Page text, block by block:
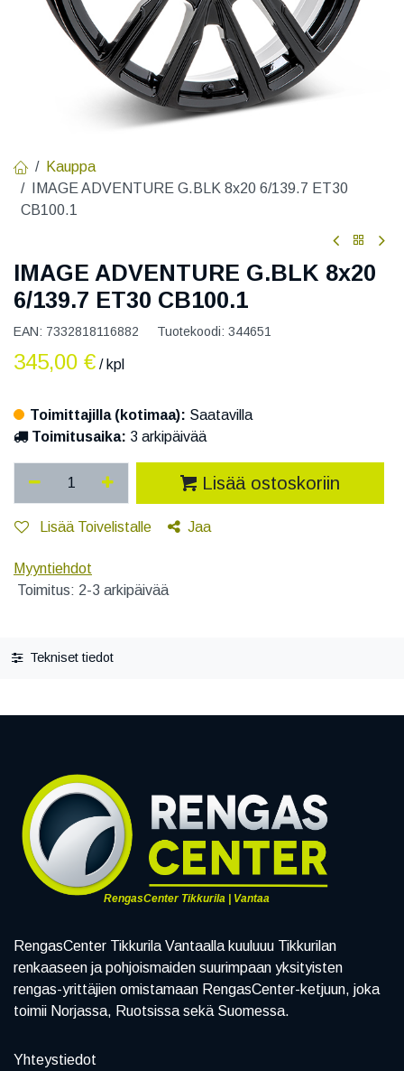
Kauppa
IMAGE ADVENTURE G.BLK 8x20 6/139.7 ET30
CB100.1
IMAGE ADVENTURE G.BLK 8x20
6/139.7 ET30 CB100.1
EAN: 7332818116882 Tuotekoodi: 344651
345,00 € / kpl
Toimittajilla (kotimaa): Saatavilla
Toimitusaika: 3 arkipäivää
Lisää ostoskoriin
Lisää Toivelistalle Jaa
Myyntiehdot
Toimitus: 2-3 arkipäivää
Tekniset tiedot
RengasCenter Tikkurila | Vantaa
RengasCenter Tikkurila Vantaalla kuuluuu Tikkurilan
renkaaseen ja pohjoismaiden suurimpaan yksityisten
rengas-yrittäjien omistamaan RengasCenter-ketjuun, joka
toimii Norjassa, Ruotsissa sekä Suomessa.
Yhteystiedot